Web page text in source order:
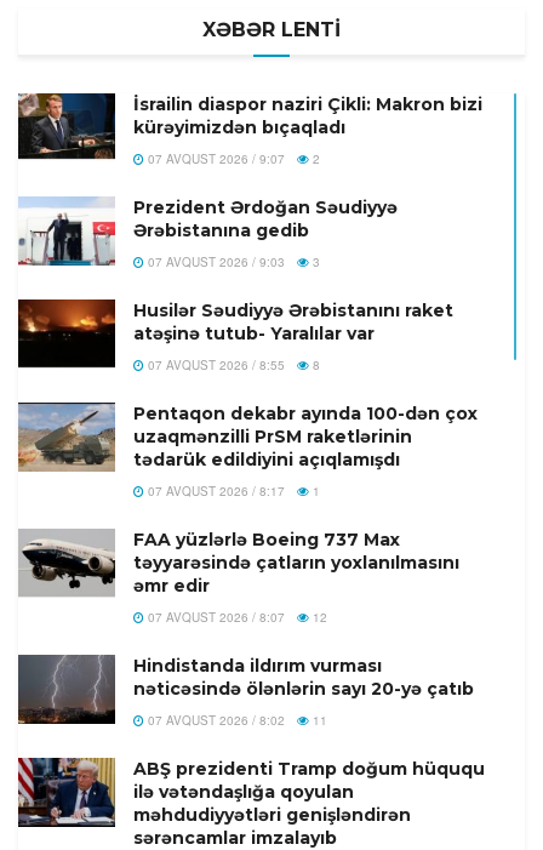
XƏBƏR LENTİ
İsrailin diaspor naziri Çikli: Makron bizi
kürəyimizdən bıçaqladı
07 AVQUST 2026 / 9:07 2
Prezident Ərdoğan Səudiyyə
Ərəbistanına gedib
07 AVQUST 2026 / 9:03 3
Husilər Səudiyyə Ərəbistanını raket
atəşinə tutub- Yaralılar var
07 AVQUST 2026 / 8:55 8
Pentaqon dekabr ayında 100-dən çox
uzaqmənzilli PrSM raketlərinin
tədarük edildiyini açıqlamışdı
07 AVQUST 2026 / 8:17 1
FAA yüzlərlə Boeing 737 Max
təyyarəsində çatların yoxlanılmasını
əmr edir
07 AVQUST 2026 / 8:07 12
Hindistanda ildırım vurması
nəticəsində ölənlərin sayı 20-yə çatıb
07 AVQUST 2026 / 8:02 11
ABŞ prezidenti Tramp doğum hüququ
ilə vətəndaşlığa qoyulan
məhdudiyyətləri genişləndirən
sərəncamlar imzalayıb